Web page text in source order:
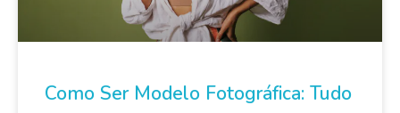
Como Ser Modelo Fotográfica: Tudo